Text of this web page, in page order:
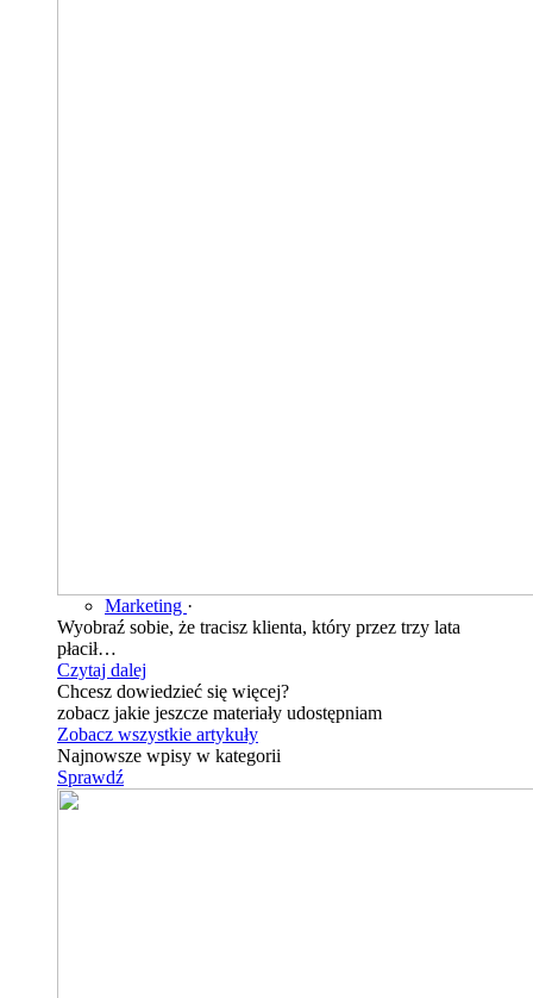
Marketing ·
Wyobraź sobie, że tracisz klienta, który przez trzy lata
płacił…
Czytaj dalej
Chcesz dowiedzieć się więcej?
zobacz jakie jeszcze materiały udostępniam
Zobacz wszystkie artykuły
Najnowsze wpisy w kategorii
Sprawdź